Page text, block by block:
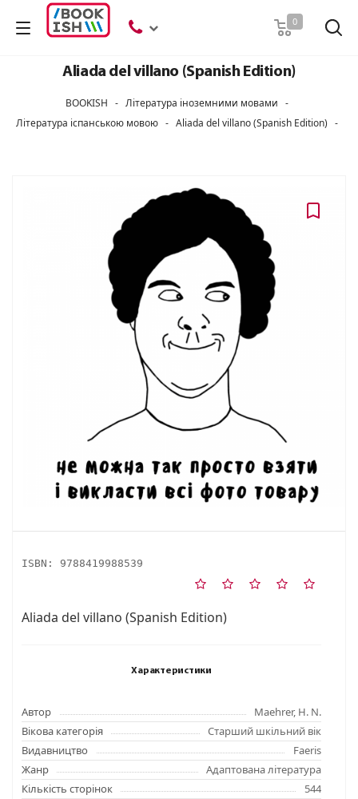
0
Aliada del villano (Spanish Edition)
BOOKISH - Література іноземними мовами -
Література іспанською мовою - Aliada del villano (Spanish Edition) -
ISBN: 9788419988539
Aliada del villano (Spanish Edition)
Характеристики
Автор
Maehrer, H. N.
Вікова категорія
Старший шкільний вік
Видавництво
Faeris
Жанр
Адаптована література
Кількість сторінок
544